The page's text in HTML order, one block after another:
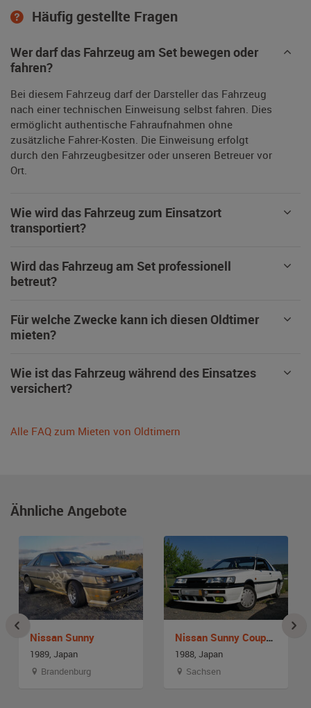
Häufig gestellte Fragen
Wer darf das Fahrzeug am Set bewegen oder
fahren?
Bei diesem Fahrzeug darf der Darsteller das Fahrzeug
nach einer technischen Einweisung selbst fahren. Dies
ermöglicht authentische Fahraufnahmen ohne
zusätzliche Fahrer-Kosten. Die Einweisung erfolgt
durch den Fahrzeugbesitzer oder unseren Betreuer vor
Ort.
Wie wird das Fahrzeug zum Einsatzort
transportiert?
Wird das Fahrzeug am Set professionell
betreut?
Für welche Zwecke kann ich diesen Oldtimer
mieten?
Wie ist das Fahrzeug während des Einsatzes
versichert?
Alle FAQ zum Mieten von Oldtimern
Ähnliche Angebote
Nissan Sunny
1989, Japan
Brandenburg
Nissan Sunny Coupe GTI
1988, Japan
Sachsen